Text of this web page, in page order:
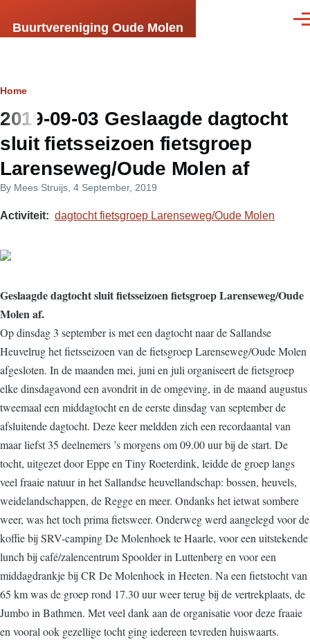
Buurtvereniging Oude Molen
Breadcrumb
Home
2019-09-03 Geslaagde dagtocht
sluit fietsseizoen fietsgroep
Larenseweg/Oude Molen af
By Mees Struijs , 4 September, 2019
Activiteit dagtocht fietsgroep Larenseweg/Oude Molen
Geslaagde dagtocht sluit fietsseizoen fietsgroep Larenseweg/Oude
Molen af.
Op dinsdag 3 september is met een dagtocht naar de Sallandse
Heuvelrug het fietsseizoen van de fietsgroep Larenseweg/Oude Molen
afgesloten. In de maanden mei, juni en juli organiseert de fietsgroep
elke dinsdagavond een avondrit in de omgeving, in de maand augustus
tweemaal een middagtocht en de eerste dinsdag van september de
afsluitende dagtocht. Deze keer meldden zich een recordaantal van
maar liefst 35 deelnemers ’s morgens om 09.00 uur bij de start. De
tocht, uitgezet door Eppe en Tiny Roeterdink, leidde de groep langs
veel fraaie natuur in het Sallandse heuvellandschap: bossen, heuvels,
weidelandschappen, de Regge en meer. Ondanks het ietwat sombere
weer, was het toch prima fietsweer. Onderweg werd aangelegd voor de
koffie bij SRV-camping De Molenhoek te Haarle, voor een uitstekende
lunch bij café/zalencentrum Spoolder in Luttenberg en voor een
middagdrankje bij CR De Molenhoek in Heeten. Na een fietstocht van
65 km was de groep rond 17.30 uur weer terug bij de vertrekplaats, de
Jumbo in Bathmen. Met veel dank aan de organisatie voor deze fraaie
en vooral ook gezellige tocht ging iedereen tevreden huiswaarts.